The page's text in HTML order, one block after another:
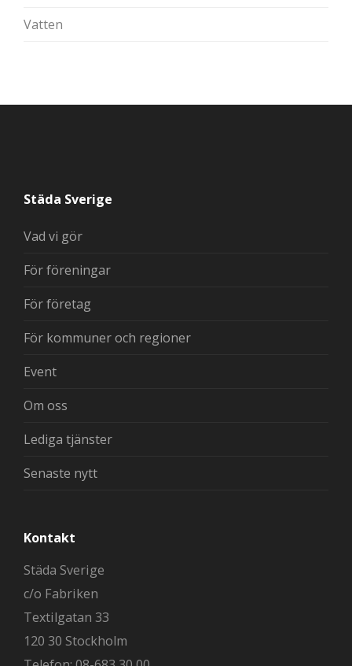
Vatten
Städa Sverige
Vad vi gör
För föreningar
För företag
För kommuner och regioner
Event
Om oss
Lediga tjänster
Senaste nytt
Kontakt
Städa Sverige
c/o Fabriken
Textilgatan 33
120 30 Stockholm